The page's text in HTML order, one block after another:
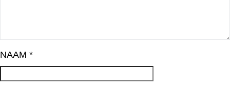
NAAM *